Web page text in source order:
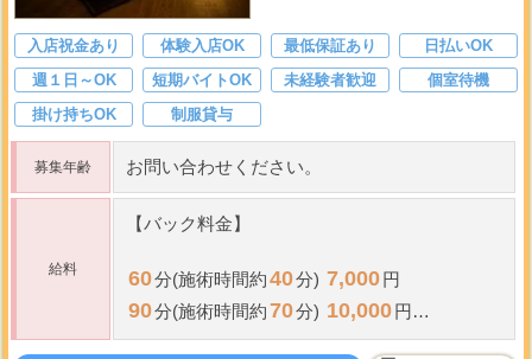
入店祝金あり 体験入店OK 最低保証あり
日払いOK
週１日～OK
短期バイトOK 未経験者歓迎
個室待機
掛け持ちOK
制服貸与
募集年齢 お問い合わせください。
給料
【バック料金】
60分(施術時間約40分) 7,000円
90分(施術時間約70分) 10,000円
120分(施術時間約100分)13,000円